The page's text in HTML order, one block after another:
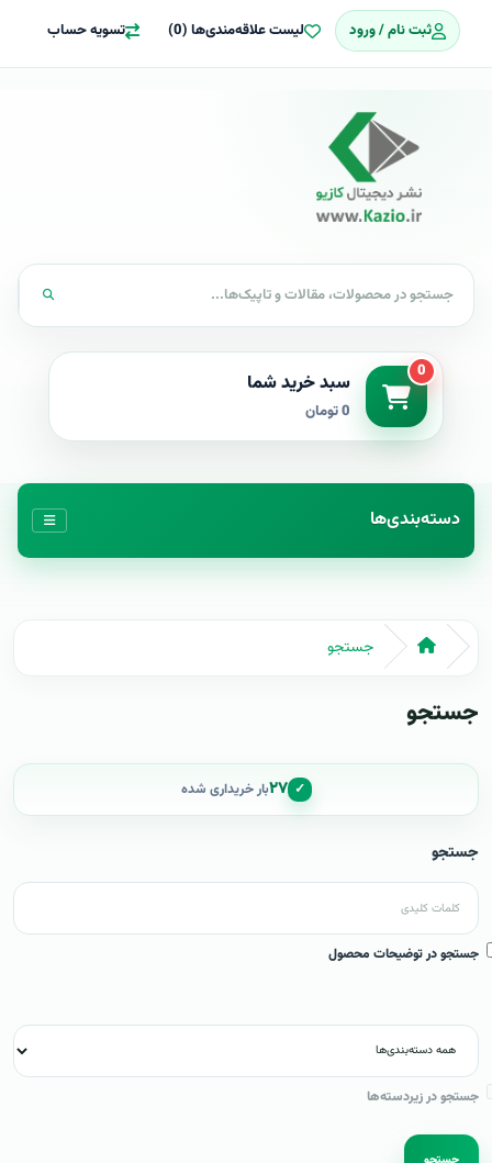
ثبت نام / ورود لیست علاقه‌مندی‌ها (0) تسویه حساب
0 سبد خرید شما
0 تومان
دسته‌بندی‌ها
جستجو
جستجو
✓ ۲۷بار خریداری شده
جستجو
جستجو در توضیحات محصول
جستجو در زیردسته‌ها